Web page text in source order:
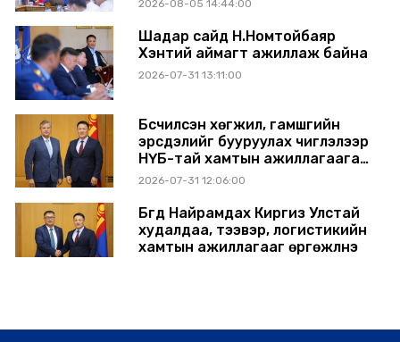
2026-08-05 14:44:00
Шадар сайд Н.Номтойбаяр
Хэнтий аймагт ажиллаж байна
2026-07-31 13:11:00
Бүсчилсэн хөгжил, гамшгийн
эрсдэлийг бууруулах чиглэлээр
НҮБ-тай хамтын ажиллагаагаа
өргөжүүлэхээр санал солилцлоо
2026-07-31 12:06:00
Бүгд Найрамдах Киргиз Улстай
худалдаа, тээвэр, логистикийн
хамтын ажиллагааг өргөжүүлнэ